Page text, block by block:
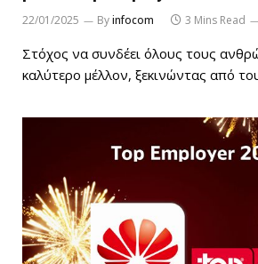
22/01/2025 Byinfocom 3 Mins Read
Στόχος να συνδέει όλους τους
καλύτερο μέλλον, ξεκινώντας από